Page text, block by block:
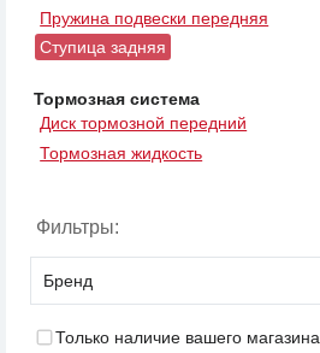
Пружина подвески передняя
Ступица задняя
Тормозная система
Диск тормозной передний
Тормозная жидкость
Фильтры:
Бренд
Только наличие вашего магазина